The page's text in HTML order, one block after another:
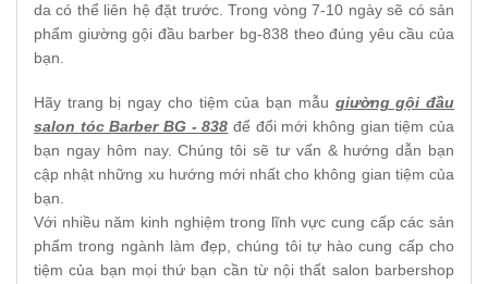
da có thể liên hệ đặt trước. Trong vòng 7-10 ngày sẽ có sản
phẩm giường gội đầu barber bg-838 theo đúng yêu cầu của
bạn.
Hãy trang bị ngay cho tiệm của bạn mẫu giường gội đầu
salon tóc Barber BG - 838 để đổi mới không gian tiệm của
bạn ngay hôm nay. Chúng tôi sẽ tư vấn & hướng dẫn bạn
cập nhật những xu hướng mới nhất cho không gian tiệm của
bạn.
Với nhiều năm kinh nghiệm trong lĩnh vực cung cấp các sản
phẩm trong ngành làm đẹp, chúng tôi tự hào cung cấp cho
tiệm của bạn mọi thứ bạn cần từ nội thất salon barbershop